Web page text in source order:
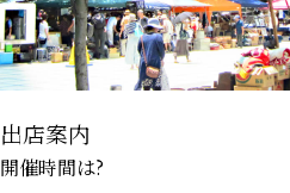
出店案内
開催時間は?